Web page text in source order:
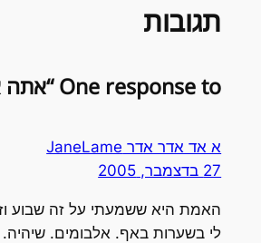
תגובות
One response to “אתה אמרת”
א אד אדר אדר JaneLame
27 בדצמבר, 2005
האמת היא ששמעתי על זה שבוע
לי בשערות באף. אלבומים. שיהיה.